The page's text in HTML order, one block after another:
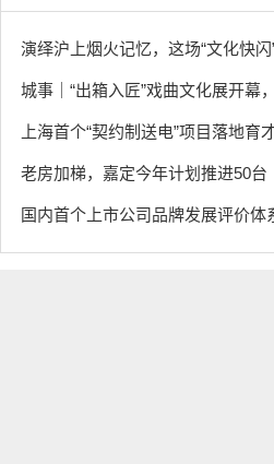
演绎沪上烟火记忆，这场“文化快闪
城事｜“出箱入匠”戏曲文化展开幕
上海首个“契约制送电”项目落地育
老房加梯，嘉定今年计划推进50台
国内首个上市公司品牌发展评价体